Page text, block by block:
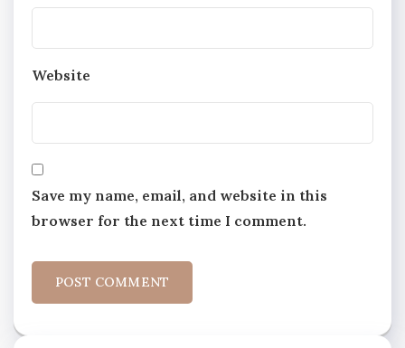
Website
Save my name, email, and website in this
browser for the next time I comment.